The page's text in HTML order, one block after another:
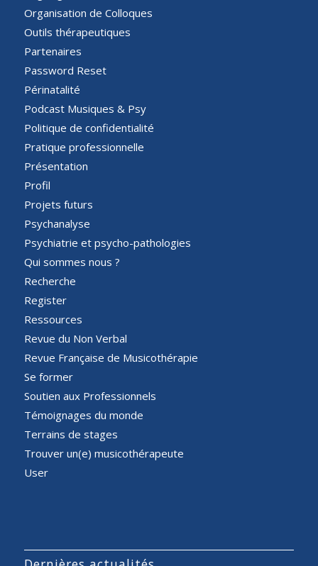
Organisation de Colloques
Outils thérapeutiques
Partenaires
Password Reset
Périnatalité
Podcast Musiques & Psy
Politique de confidentialité
Pratique professionnelle
Présentation
Profil
Projets futurs
Psychanalyse
Psychiatrie et psycho-pathologies
Qui sommes nous ?
Recherche
Register
Ressources
Revue du Non Verbal
Revue Française de Musicothérapie
Se former
Soutien aux Professionnels
Témoignages du monde
Terrains de stages
Trouver un(e) musicothérapeute
User